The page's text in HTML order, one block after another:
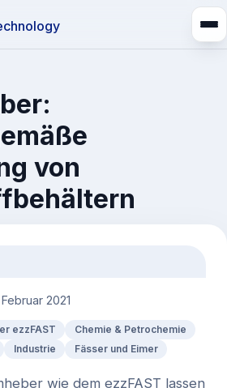
von
2021
ezzFAST
Chemie & Petrochemie
Industrie Fässer und Eimer
wie dem ezzFAST lassen